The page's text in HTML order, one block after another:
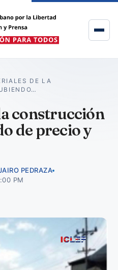
DE LA
construcción
de precio y
PEDRAZA
PM